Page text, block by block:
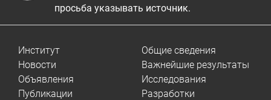
просьба указывать источник.
Институт
Новости
Объявления
Публикации
Общие сведения
Важнейшие результаты
Исследования
Разработки